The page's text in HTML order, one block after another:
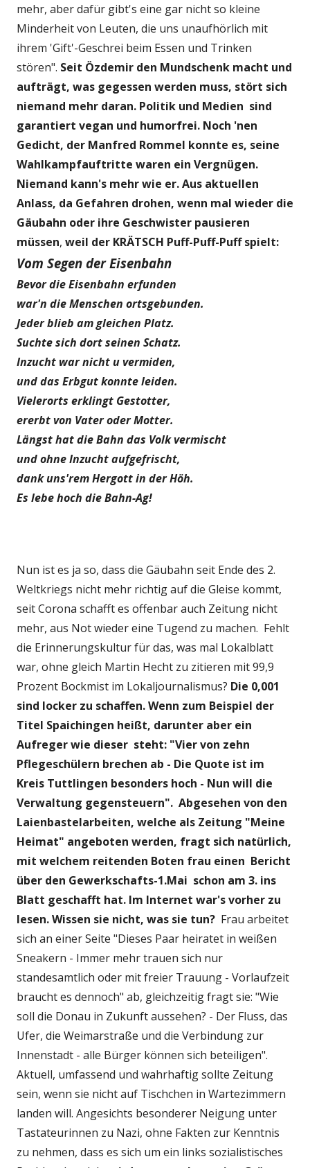
mehr, aber dafür gibt's eine gar nicht so kleine
Minderheit von Leuten, die uns unaufhörlich mit
ihrem 'Gift'-Geschrei beim Essen und Trinken
stören". Seit Özdemir den Mundschenk macht und
aufträgt, was gegessen werden muss, stört sich
niemand mehr daran. Politik und Medien sind
garantiert vegan und humorfrei. Noch 'nen
Gedicht, der Manfred Rommel konnte es, seine
Wahlkampfauftritte waren ein Vergnügen.
Niemand kann's mehr wie er. Aus aktuellen
Anlass, da Gefahren drohen, wenn mal wieder die
Gäubahn oder ihre Geschwister pausieren
müssen, weil der KRÄTSCH Puff-Puff-Puff spielt:
Vom Segen der Eisenbahn
Bevor die Eisenbahn erfunden
war'n die Menschen ortsgebunden.
Jeder blieb am gleichen Platz.
Suchte sich dort seinen Schatz.
Inzucht war nicht u vermiden,
und das Erbgut konnte leiden.
Vielerorts erklingt Gestotter,
ererbt von Vater oder Motter.
Längst hat die Bahn das Volk vermischt
und ohne Inzucht aufgefrischt,
dank uns'rem Hergott in der Höh.
Es lebe hoch die Bahn-Ag!
Nun ist es ja so, dass die Gäubahn seit Ende des 2.
Weltkriegs nicht mehr richtig auf die Gleise kommt,
seit Corona schafft es offenbar auch Zeitung nicht
mehr, aus Not wieder eine Tugend zu machen. Fehlt
die Erinnerungskultur für das, was mal Lokalblatt
war, ohne gleich Martin Hecht zu zitieren mit 99,9
Prozent Bockmist im Lokaljournalismus? Die 0,001
sind locker zu schaffen. Wenn zum Beispiel der
Titel Spaichingen heißt, darunter aber ein
Aufreger wie dieser steht: "Vier von zehn
Pflegeschülern brechen ab - Die Quote ist im
Kreis Tuttlingen besonders hoch - Nun will die
Verwaltung gegensteuern". Abgesehen von den
Laienbastelarbeiten, welche als Zeitung "Meine
Heimat" angeboten werden, fragt sich natürlich,
mit welchem reitenden Boten frau einen Bericht
über den Gewerkschafts-1.Mai schon am 3. ins
Blatt geschafft hat. Im Internet war's vorher zu
lesen. Wissen sie nicht, was sie tun? Frau arbeitet
sich an einer Seite "Dieses Paar heiratet in weißen
Sneakern - Immer mehr trauen sich nur
standesamtlich oder mit freier Trauung - Vorlaufzeit
braucht es dennoch" ab, gleichzeitig fragt sie: "Wie
soll die Donau in Zukunft aussehen? - Der Fluss, das
Ufer, die Weimarstraße und die Verbindung zur
Innenstadt - alle Bürger können sich beteiligen".
Aktuell, umfassend und wahrhaftig sollte Zeitung
sein, wenn sie nicht auf Tischchen in Wartezimmern
landen will. Angesichts besonderer Neigung unter
Tastateurinnen zu Nazi, ohne Fakten zur Kenntnis
zu nehmen, dass es sich um ein links sozialistisches